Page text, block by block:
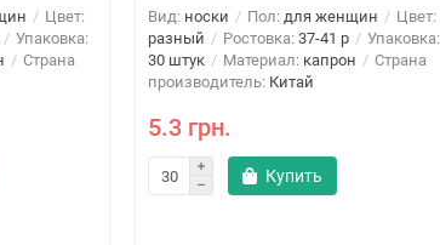
Цвет:
Упаковка:
Страна
Вид: носки Пол: для женщин
Цвет:
разный
Ростовка: 37-41 р
Упаковка:
30 штук
Материал: капрон
Страна
производитель: Китай
5.3 грн.
Купить